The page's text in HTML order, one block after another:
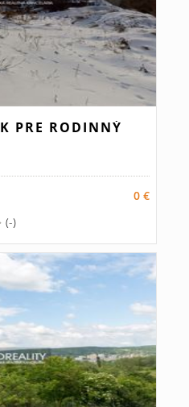
PRE RODINNÝ
0 €
(-)